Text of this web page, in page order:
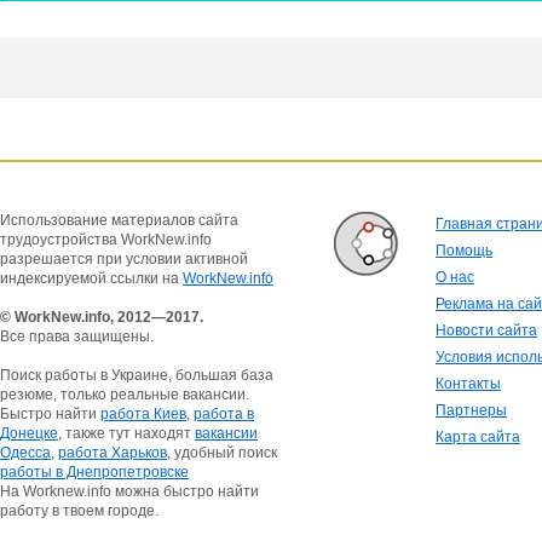
Использование материалов сайта
трудоустройства WorkNew.info
разрешается при условии активной
индексируемой ссылки на WorkNew.info
© WorkNew.info, 2012—2017.
Все права защищены.
Поиск работы в Украине, большая база
резюме, только реальные вакансии.
Быстро найти работа Киев, работа в
Донецке, также тут находят вакансии
Одесса, работа Харьков, удобный поиск
работы в Днепропетровске
На Worknew.info можна быстро найти
работу в твоем городе.
Главная
Помощь
О нас
Реклама на
Новости сайта
Условия
Контакты
Партнеры
Карта сайта